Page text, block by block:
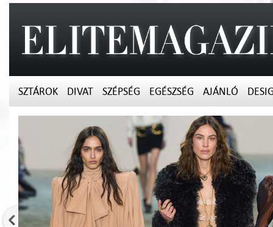
SZTÁROK DIVAT SZÉPSÉG EGÉSZSÉG AJÁNLÓ